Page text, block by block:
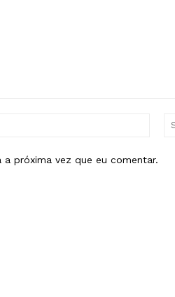
próxima vez que eu comentar.